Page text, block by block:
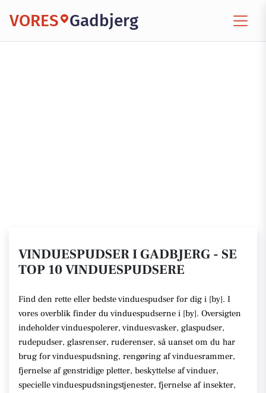
VORES Gadbjerg
VINDUESPUDSER I GADBJERG - SE
TOP 10 VINDUESPUDSERE
Find den rette eller bedste vinduespudser for dig i [by]. I
vores overblik finder du vinduespudserne i [by]. Oversigten
indeholder vinduespolerer, vinduesvasker, glaspudser,
rudepudser, glasrenser, ruderenser, så uanset om du har
brug for vinduespudsning, rengøring af vinduesrammer,
fjernelse af genstridige pletter, beskyttelse af vinduer,
specielle vinduespudsningstjenester, fjernelse af insekter,